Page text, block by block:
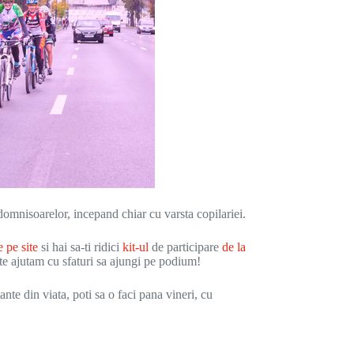
incepand chiar cu varsta copilariei.
pe sitesi hai sa-ti ridici kit-ul de participare de la
ajutam cu sfaturi sa ajungi pe podium!
din viata, poti sa o faci pana vineri, cu